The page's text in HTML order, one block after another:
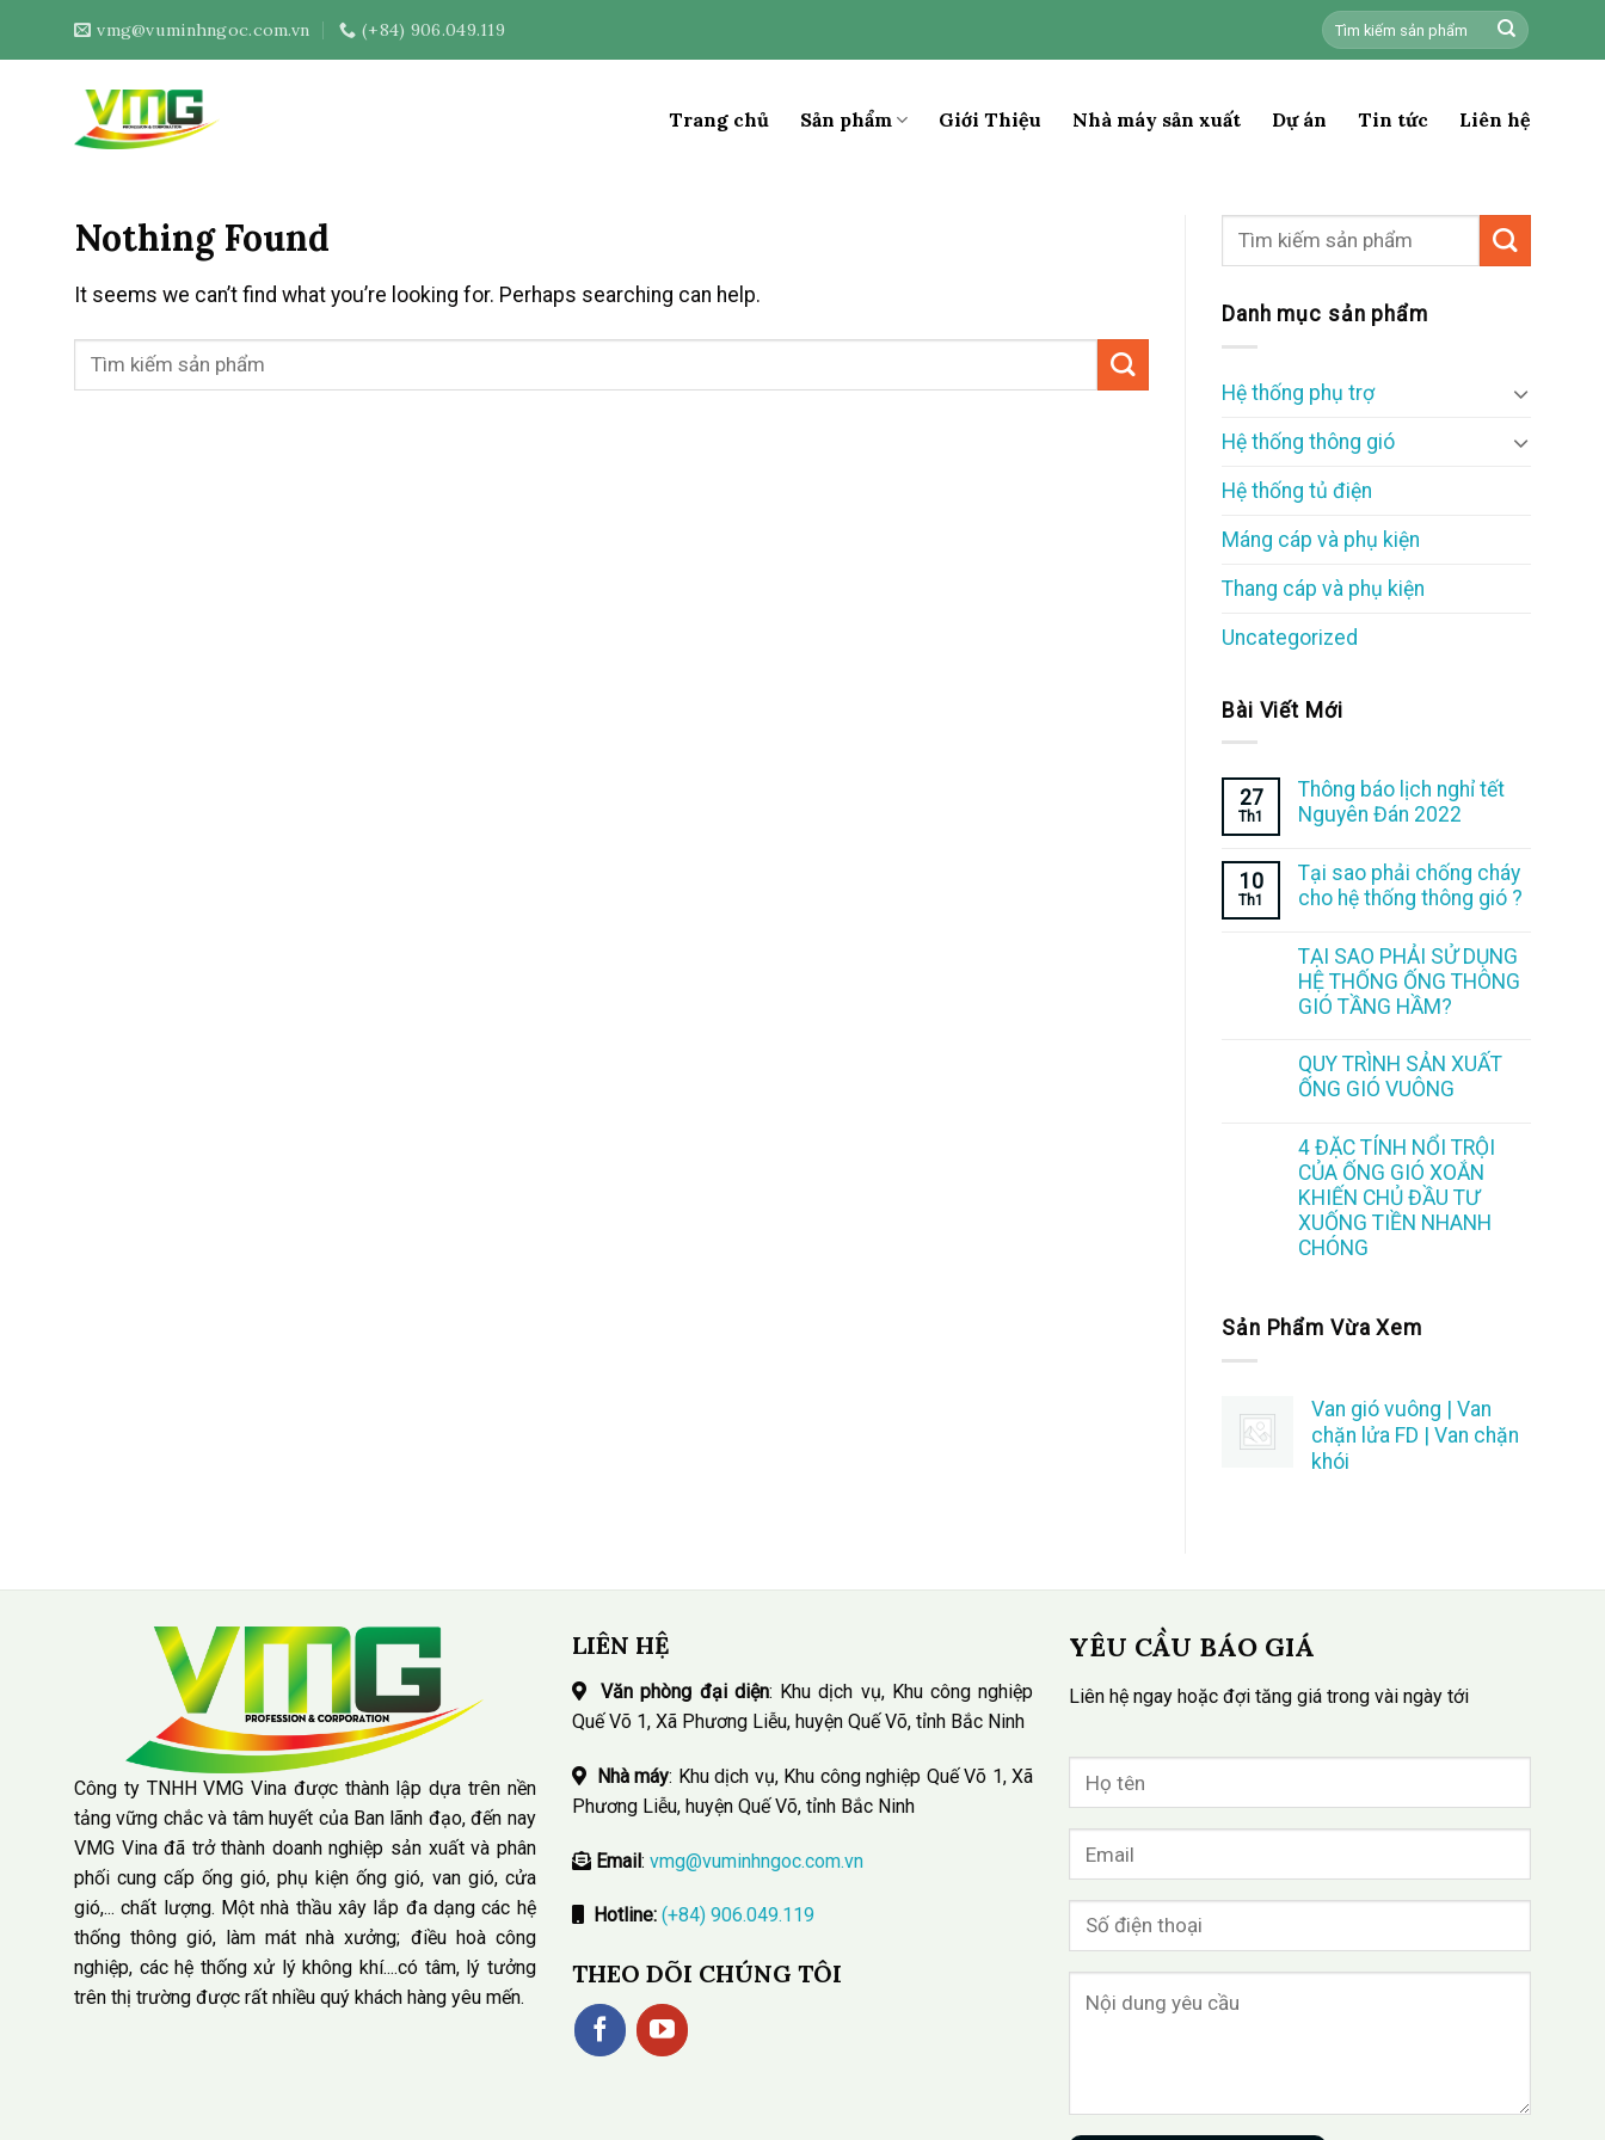
vmg@vuminhngoc.com.vn (+84) 906.049.119
Tìm
kiếm:
Trang chủ Sản phẩm Giới Thiệu Nhà máy sản xuất Dự án Tin tức Liên hệ
Nothing Found
It seems we can’t find what you’re looking for. Perhaps searching can help.
Danh mục sản phẩm
Hệ thống phụ trợ
Hệ thống thông gió
Hệ thống tủ điện
Máng cáp và phụ kiện
Thang cáp và phụ kiện
Uncategorized
Bài Viết Mới
27
Th1
Thông báo lịch nghỉ tết
Nguyên Đán 2022
10
Th1
Tại sao phải chống cháy
cho hệ thống thông gió ?
TẠI SAO PHẢI SỬ DỤNG
HỆ THỐNG ỐNG THÔNG
GIÓ TẦNG HẦM?
QUY TRÌNH SẢN XUẤT
ỐNG GIÓ VUÔNG
4 ĐẶC TÍNH NỔI TRỘI
CỦA ỐNG GIÓ XOẮN
KHIẾN CHỦ ĐẦU TƯ
XUỐNG TIỀN NHANH
CHÓNG
Sản Phẩm Vừa Xem
Van gió vuông | Van
chặn lửa FD | Van chặn
khói
Công ty TNHH VMG Vina được thành lập dựa trên nền
tảng vững chắc và tâm huyết của Ban lãnh đạo, đến nay
VMG Vina đã trở thành doanh nghiệp sản xuất và phân
phối cung cấp ống gió, phụ kiện ống gió, van gió, cửa
gió,... chất lượng. Một nhà thầu xây lắp đa dạng các hệ
thống thông gió, làm mát nhà xưởng; điều hoà công
nghiệp, các hệ thống xử lý không khí....có tâm, lý tưởng
trên thị trường được rất nhiều quý khách hàng yêu mến.
LIÊN HỆ
Văn phòng đại diện: Khu dịch vụ, Khu công nghiệp
Quế Võ 1, Xã Phương Liễu, huyện Quế Võ, tỉnh Bắc Ninh
Nhà máy: Khu dịch vụ, Khu công nghiệp Quế Võ 1, Xã
Phương Liễu, huyện Quế Võ, tỉnh Bắc Ninh
Email: vmg@vuminhngoc.com.vn
Hotline: (+84) 906.049.119
THEO DÕI CHÚNG TÔI
YÊU CẦU BÁO GIÁ
Liên hệ ngay hoặc đợi tăng giá trong vài ngày tới